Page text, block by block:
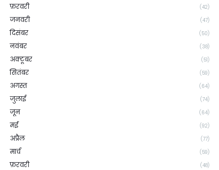
फ़रवरी (42)
जनवरी (47)
दिसंबर (50)
नवंबर (38)
अक्टूबर (51)
सितंबर (59)
अगस्त (64)
जुलाई (74)
जून (64)
मई (92)
अप्रैल (77)
मार्च (59)
फ़रवरी (48)